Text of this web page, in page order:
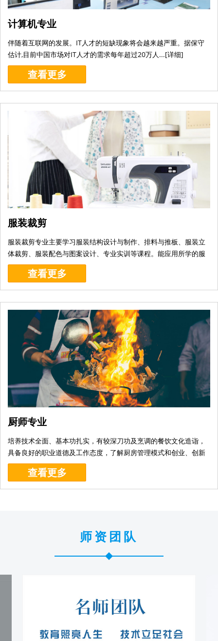
计算机专业
伴随着互联网的发展。IT人才的短缺现象将会越来越严重。据保守
估计,目前中国市场对IT人才的需求每年超过20万人...[详细]
查看更多
服装裁剪
服装裁剪专业主要学习服装结构设计与制作、排料与推板、服装立
体裁剪、服装配色与图案设计、专业实训等课程。能应用所学的服
装知识，解决服装生产和管理实际问题的高级技术应...[
查看更多
厨师专业
培养技术全面、基本功扎实，有较深刀功及烹调的餐饮文化造诣，
具备良好的职业道德及工作态度，了解厨房管理模式和创业、创新
能力的餐厅主厨、厨师长为目标。...[
查看更多
师资团队